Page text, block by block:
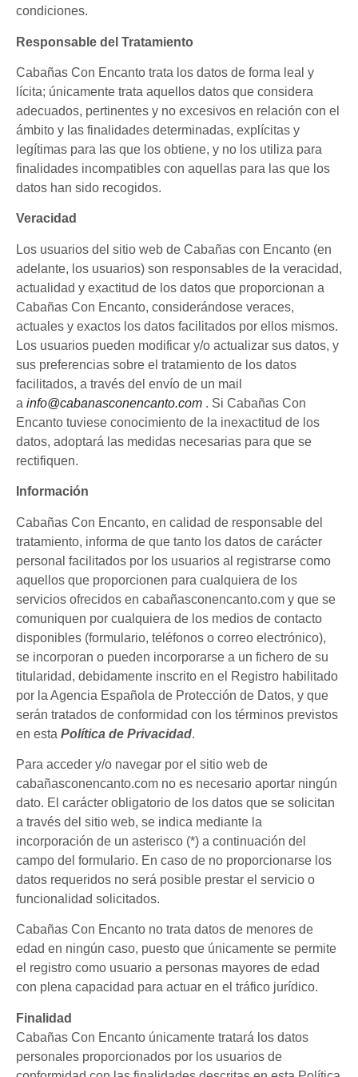
condiciones.
Responsable del Tratamiento
Cabañas Con Encanto trata los datos de forma leal y
lícita; únicamente trata aquellos datos que considera
adecuados, pertinentes y no excesivos en relación con el
ámbito y las finalidades determinadas, explícitas y
legítimas para las que los obtiene, y no los utiliza para
finalidades incompatibles con aquellas para las que los
datos han sido recogidos.
Veracidad
Los usuarios del sitio web de Cabañas con Encanto (en
adelante, los usuarios) son responsables de la veracidad,
actualidad y exactitud de los datos que proporcionan a
Cabañas Con Encanto, considerándose veraces,
actuales y exactos los datos facilitados por ellos mismos.
Los usuarios pueden modificar y/o actualizar sus datos, y
sus preferencias sobre el tratamiento de los datos
facilitados, a través del envío de un mail
a info@cabanasconencanto.com . Si Cabañas Con
Encanto tuviese conocimiento de la inexactitud de los
datos, adoptará las medidas necesarias para que se
rectifiquen.
Información
Cabañas Con Encanto, en calidad de responsable del
tratamiento, informa de que tanto los datos de carácter
personal facilitados por los usuarios al registrarse como
aquellos que proporcionen para cualquiera de los
servicios ofrecidos en cabañasconencanto.com y que se
comuniquen por cualquiera de los medios de contacto
disponibles (formulario, teléfonos o correo electrónico),
se incorporan o pueden incorporarse a un fichero de su
titularidad, debidamente inscrito en el Registro habilitado
por la Agencia Española de Protección de Datos, y que
serán tratados de conformidad con los términos previstos
en esta Política de Privacidad.
Para acceder y/o navegar por el sitio web de
cabañasconencanto.com no es necesario aportar ningún
dato. El carácter obligatorio de los datos que se solicitan
a través del sitio web, se indica mediante la
incorporación de un asterisco (*) a continuación del
campo del formulario. En caso de no proporcionarse los
datos requeridos no será posible prestar el servicio o
funcionalidad solicitados.
Cabañas Con Encanto no trata datos de menores de
edad en ningún caso, puesto que únicamente se permite
el registro como usuario a personas mayores de edad
con plena capacidad para actuar en el tráfico jurídico.
Finalidad
Cabañas Con Encanto únicamente tratará los datos
personales proporcionados por los usuarios de